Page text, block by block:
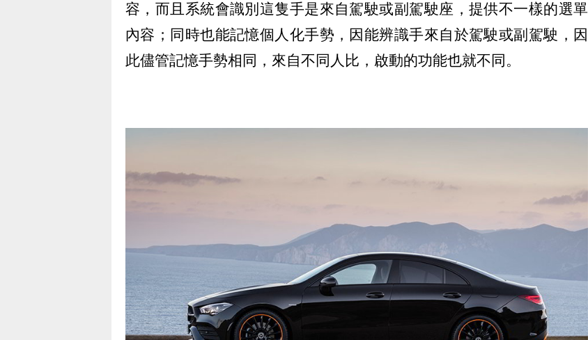
容，而且系統會識別這隻手是來自駕駛或副駕駛座，提供不一樣的選單
內容；同時也能記憶個人化手勢，因能辨識手來自於駕駛或副駕駛，因
此儘管記憶手勢相同，來自不同人比，啟動的功能也就不同。